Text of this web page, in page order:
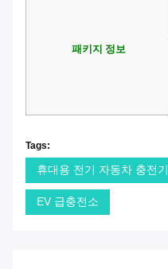
패키지 정보
Tags:
휴대용 전기 자동차 충전기
EV 급충전소